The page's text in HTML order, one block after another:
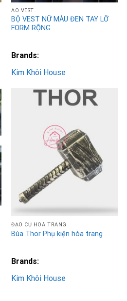
ÁO VEST
BỘ VEST NỮ MÀU ĐEN TAY LỠ
FORM RỘNG
Brands:
Kim Khôi House
ĐẠO CỤ HOÁ TRANG
Búa Thor Phụ kiện hóa trang
Brands:
Kim Khôi House